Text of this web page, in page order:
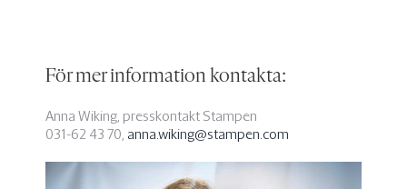
För mer information kontakta:
Anna Wiking, presskontakt Stampen
031-62 43 70, anna.wiking@stampen.com